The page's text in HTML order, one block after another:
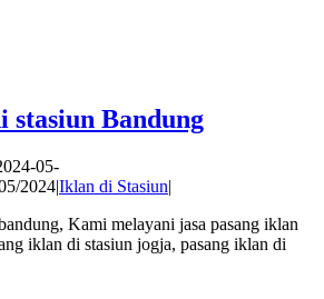
stasiun Bandung
05-
2024|Iklan di Stasiun|
Kami melayani jasa pasang iklan
iklan di stasiun jogja, pasang iklan di